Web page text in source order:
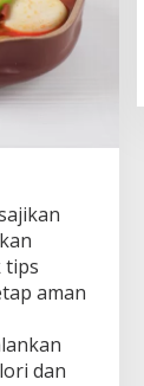
tips
aman
dan